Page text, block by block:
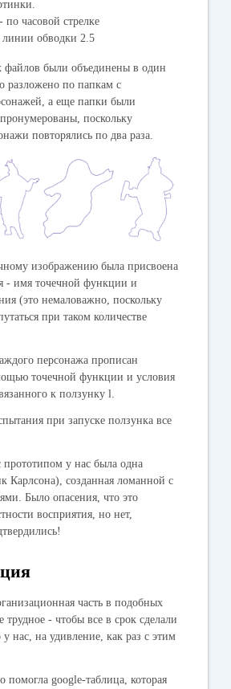
по часовой стрелке
обводки 2.5
файлов были объединены в один
разложено по папкам с
а еще папки были
поскольку
повторялись по два раза.
изображению была присвоена
- имя точечной функции и
(это немаловажно, поскольку
при таком количестве
персонажа прописан
точечной функции и условия
к ползунку l.
при запуске ползунка все
у нас была одна
Карлсона), созданная ломанной с
Было опасения, что это
восприятия, но нет,
часть в подобных
трудное - чтобы все в срок сделали
нас, на удивление, как раз с этим
помогла google-таблица, которая